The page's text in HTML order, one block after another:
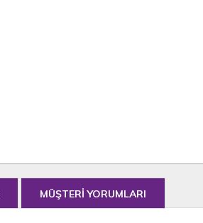
MÜŞTERİ YORUMLARI